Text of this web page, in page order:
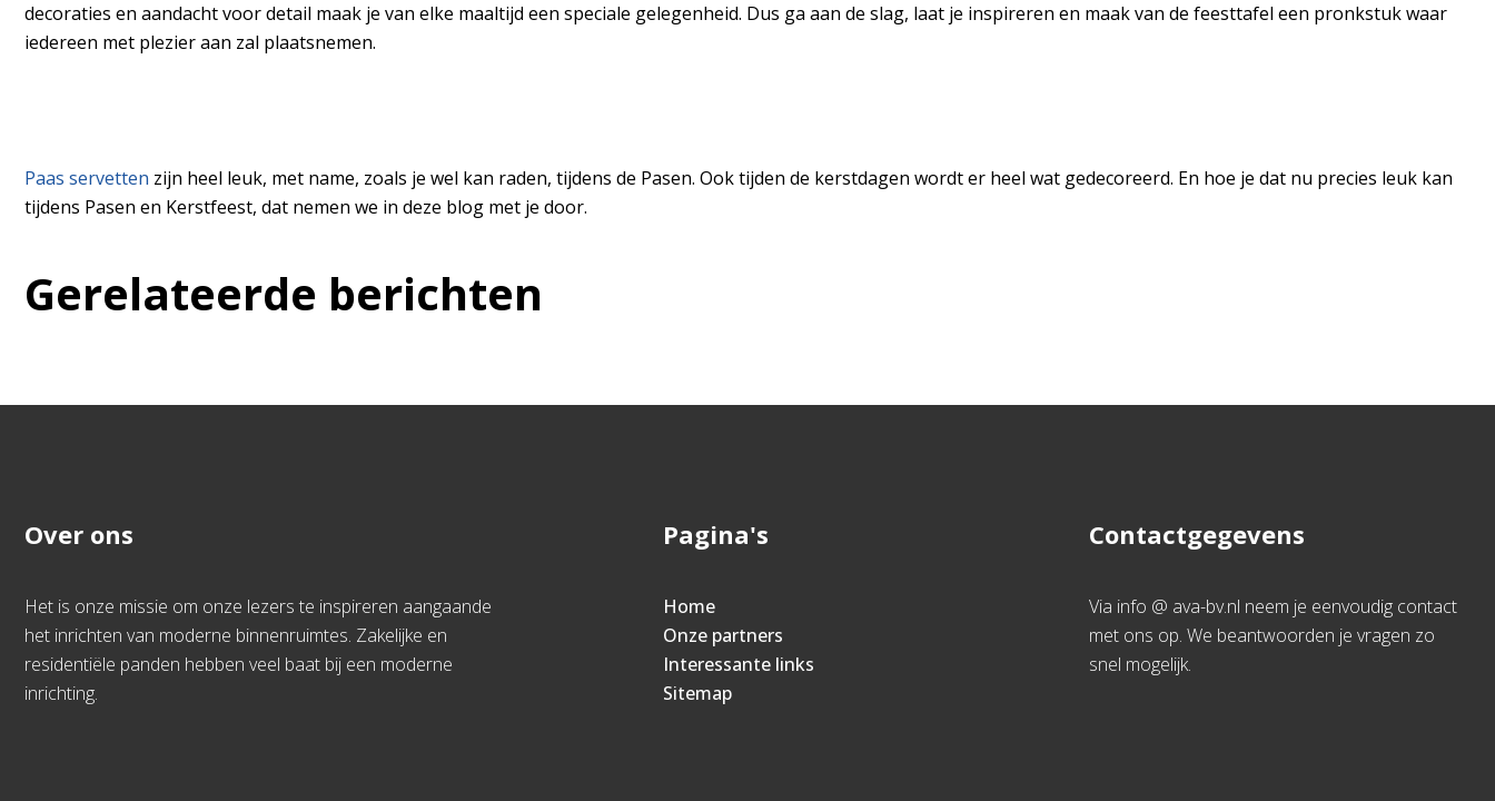
decoraties en aandacht voor detail maak je van elke maaltijd een speciale gelegenheid. Dus ga aan de slag, laat je inspireren en maak van de feesttafel een pronkstuk waar
iedereen met plezier aan zal plaatsnemen.
Paas servetten zijn heel leuk, met name, zoals je wel kan raden, tijdens de Pasen. Ook tijden de kerstdagen wordt er heel wat gedecoreerd. En hoe je dat nu precies leuk kan
tijdens Pasen en Kerstfeest, dat nemen we in deze blog met je door.
Gerelateerde berichten
Over ons
Het is onze missie om onze lezers te inspireren aangaande
het inrichten van moderne binnenruimtes. Zakelijke en
residentiële panden hebben veel baat bij een moderne
inrichting.
Pagina's
Home
Onze partners
Interessante links
Sitemap
Contactgegevens
Via info @ ava-bv.nl neem je eenvoudig contact
met ons op. We beantwoorden je vragen zo
snel mogelijk.